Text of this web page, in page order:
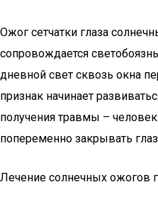
Ожог сетчатки глаза
сопровождается
дневной свет сквозь окна
признак начинает
получения травмы –
попеременно закрывать
Лечение солнечных ожогов